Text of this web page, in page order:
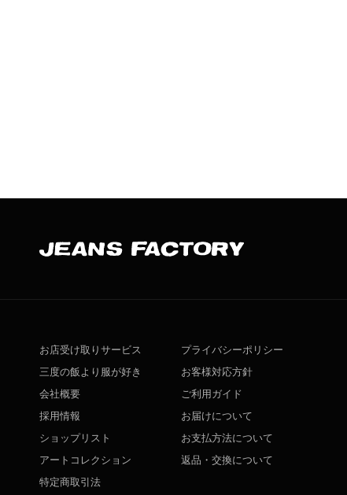
お店受け取りサービス
三度の飯より服が好き
会社概要
採用情報
ショップリスト
アートコレクション
特定商取引法
プライバシーポリシー
お客様対応方針
ご利用ガイド
お届けについて
お支払方法について
返品・交換について